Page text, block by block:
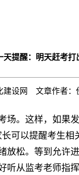
天提醒：明天赶考打
建设网 文章作者：
。这样，如果
可以提醒考生相
放松。等到允许
听从监考老师指